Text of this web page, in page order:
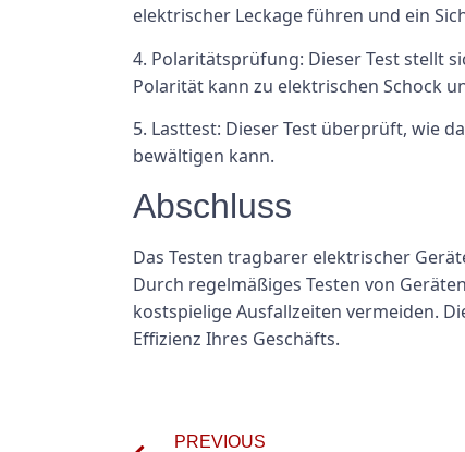
elektrischer Leckage führen und ein
4. Polaritätsprüfung: Dieser Test stellt
Polarität kann zu elektrischen Schock
5. Lasttest: Dieser Test überprüft, wie
bewältigen kann.
Abschluss
Das Testen tragbarer elektrischer
Durch regelmäßiges Testen von
kostspielige Ausfallzeiten vermeiden.
Effizienz Ihres Geschäfts.
PREVIOUS